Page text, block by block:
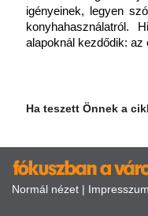
igényeinek, legyen
konyhahasználatról.
alapoknál kezdődik: az
Ha teszett Önnek a
Normál nézet | Impresszum